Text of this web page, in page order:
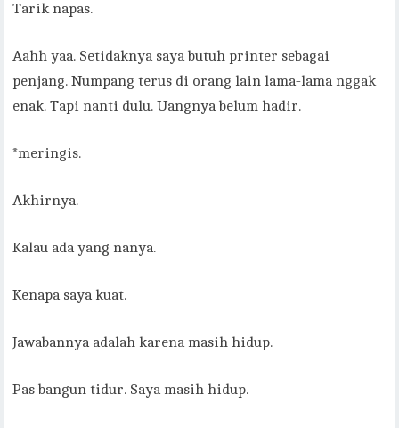
Tarik napas.
Aahh yaa. Setidaknya saya butuh printer sebagai
penjang. Numpang terus di orang lain lama-lama nggak
enak. Tapi nanti dulu. Uangnya belum hadir.
*meringis.
Akhirnya.
Kalau ada yang nanya.
Kenapa saya kuat.
Jawabannya adalah karena masih hidup.
Pas bangun tidur. Saya masih hidup.